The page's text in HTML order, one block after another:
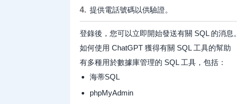
提供電話號碼以供驗證。
登錄後，您可以立即開始發送有關 SQL 的消息。
如何使用 ChatGPT 獲得有關 SQL 工具的幫助
有多種用於數據庫管理的 SQL 工具，包括：
海蒂SQL
phpMyAdmin